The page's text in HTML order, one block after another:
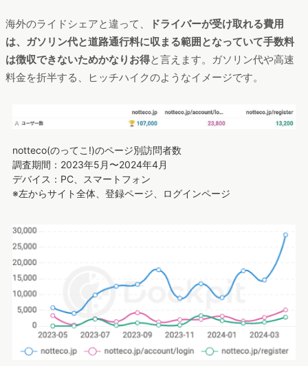
海外のライドシェアと違って、
ドライバーが受け取れる費用
は、ガソリン代と道路通行料に収まる範囲となっていて手数料
は徴収できないためかなりお得と言えます。ガソリン代や高速
料金を折半する、ヒッチハイクのようなイメージです。
notteco(のってこ!)のページ別訪問者数
調査期間：2023年5月〜2024年4月
デバイス：PC、スマートフォン
※左からサイト全体、登録ページ、ログインページ